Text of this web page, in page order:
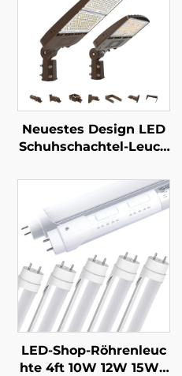
Neuestes Design LED
Schuhschachtel-Leuch
30000 Lm Außenberei
ch Haus LED Flächenle
uchten
LED-Shop-Röhrenleuc
hte 4ft 10W 12W 15W 1